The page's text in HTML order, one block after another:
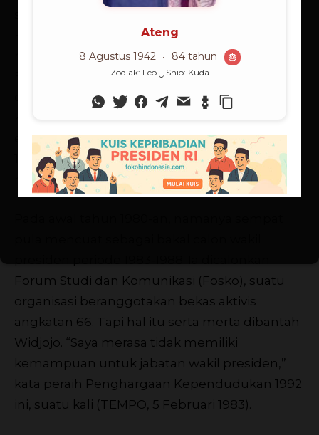
Fakultas Ekonomi, Universitas Indonesia dan
mengkhususkan diri pada bidang demografi.
Berkat kecerdasan dan kegigihannya, ia lulus
dari FE UI dengan predikat cum laude.
ekonomi di Universitas Berkeley, California, AS,
1961, Widjojo muncul sebagai sarjana paling
menonjol. Dan sejak itu kariernya melesat.
Forum Studi dan Komunikasi (Fosko), suatu
organisasi beranggotakan bekas aktivis
angkatan 66. Tapi hal itu serta merta dibantah
Widjojo. “Saya merasa tidak memiliki
kemampuan untuk jabatan wakil presiden,”
kata peraih Penghargaan Kependudukan 1992
ini, suatu kali (TEMPO, 5 Februari 1983).